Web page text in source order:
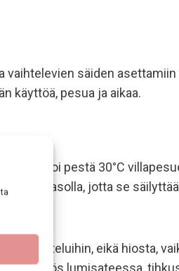
vaihtelevien säiden
käyttöä, pesua ja aikaa.
sen voi pestä 30°C
kuivaa tasolla, jotta se
vaihteluihin, eikä hiosta,
myös lumisateessa,